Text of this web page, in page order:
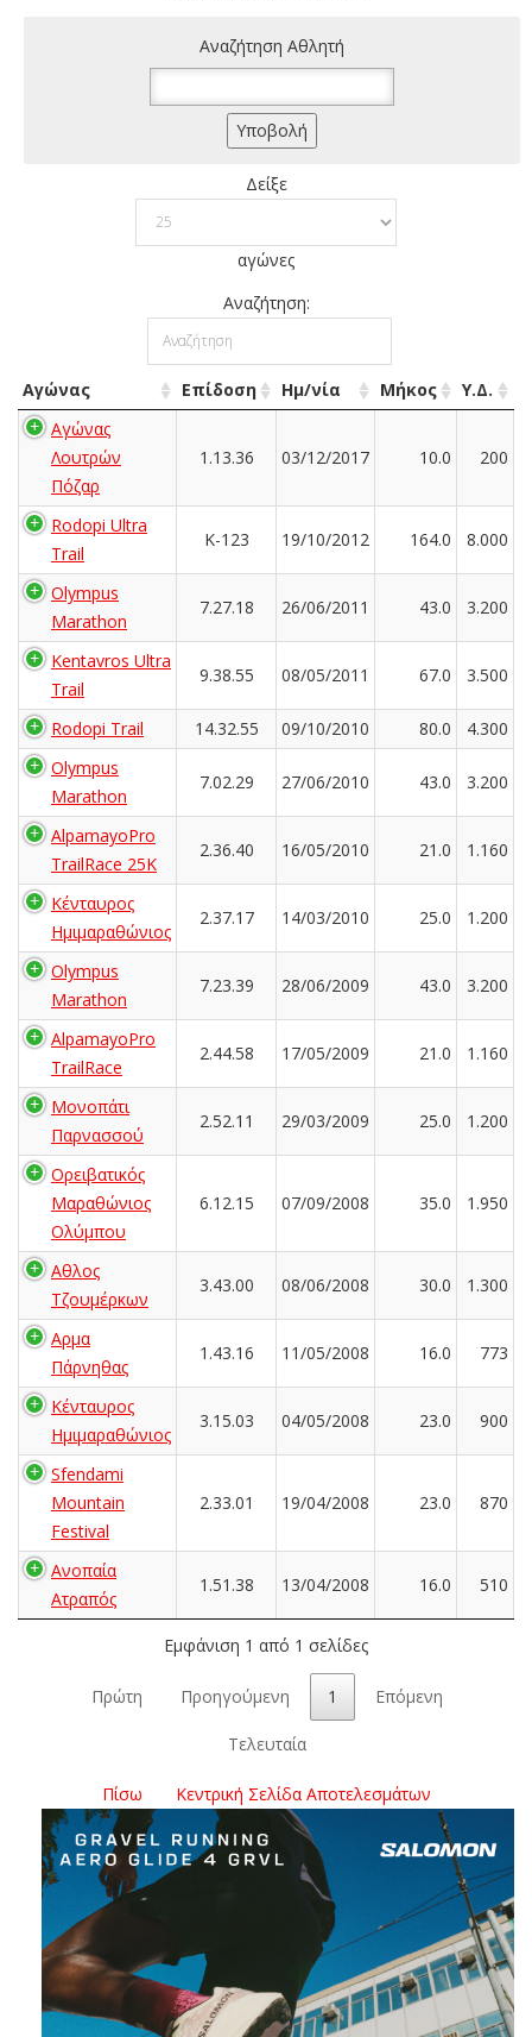
Αναζήτηση Αθλητή
Δείξε
αγώνες
Αναζήτηση:
Αγώνας Επίδοση Ημ/νία Μήκος
Υ.Δ.
Αγώνας
Λουτρών
Πόζαρ
1.13.36 03/12/2017 10.0 200
Rodopi Ultra
Trail
K-123 19/10/2012 164.0 8.000
Olympus
Marathon
7.27.18 26/06/2011 43.0 3.200
Kentavros Ultra
Trail
9.38.55 08/05/2011 67.0 3.500
Rodopi Trail 14.32.55 09/10/2010 80.0
4.300
Olympus
Marathon
7.02.29 27/06/2010 43.0 3.200
AlpamayoPro
TrailRace 25K
2.36.40 16/05/2010 21.0 1.160
Κένταυρος
Ημιμαραθώνιος
2.37.17 14/03/2010 25.0 1.200
Olympus
Marathon
7.23.39 28/06/2009 43.0 3.200
AlpamayoPro
TrailRace
2.44.58 17/05/2009 21.0 1.160
Μονοπάτι
Παρνασσού
2.52.11 29/03/2009 25.0 1.200
Ορειβατικός
Μαραθώνιος
Ολύμπου
6.12.15 07/09/2008 35.0 1.950
Αθλος
Τζουμέρκων
3.43.00 08/06/2008 30.0 1.300
Αρμα
Πάρνηθας
1.43.16 11/05/2008 16.0 773
Κένταυρος
Ημιμαραθώνιος
3.15.03 04/05/2008 23.0 900
Sfendami
Mountain
Festival
2.33.01 19/04/2008 23.0 870
Ανοπαία
Ατραπός
1.51.38 13/04/2008 16.0 510
Εμφάνιση 1 από 1 σελίδες
Πρώτη Προηγούμενη 1 Επόμενη
Τελευταία
Πίσω Κεντρική Σελίδα Αποτελεσμάτων